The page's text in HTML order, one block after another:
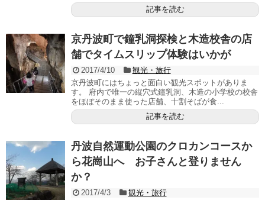
記事を読む
京丹波町で鐘乳洞探検と木造校舎の店
舗でタイムスリップ体験はいかが
2017/4/10
観光・旅行
京丹波町にはちょっと面白い観光スポットがありま
す。 府内で唯一の縦穴式鐘乳洞、木造の小学校の校舎
をほぼそのまま使った店舗、十割そばが食...
記事を読む
丹波自然運動公園のクロカンコースか
ら花崗山へ お子さんと登りません
か？
2017/4/3
観光・旅行